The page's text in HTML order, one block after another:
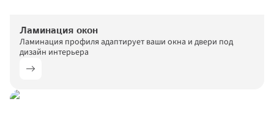
Ламинация окон
Ламинация профиля адаптирует ваши окна и двери под
дизайн интерьера